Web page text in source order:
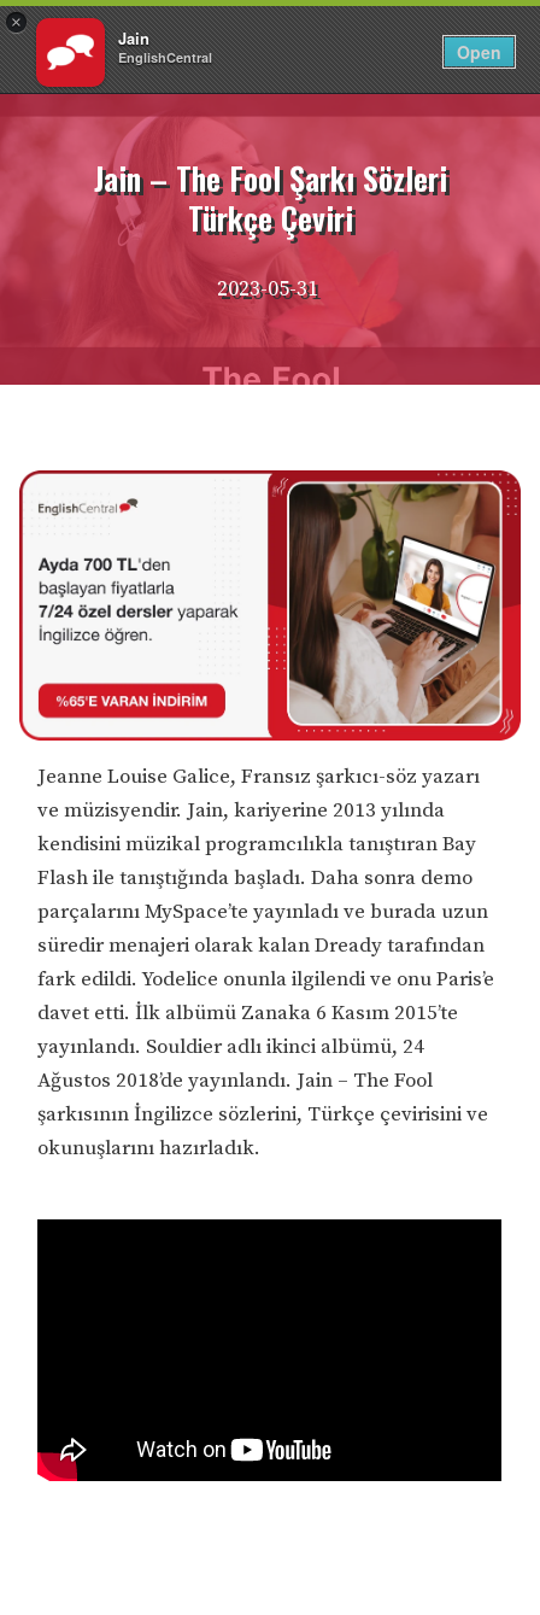
×
Jain
EnglishCentral Open
Giriş Yap TR
İçeriğe
atla
Jain – The Fool Şarkı Sözleri
Türkçe Çeviri
2023-05-31
Jeanne Louise Galice, Fransız şarkıcı-söz yazarı
ve müzisyendir. Jain, kariyerine 2013 yılında
kendisini müzikal programcılıkla tanıştıran Bay
Flash ile tanıştığında başladı. Daha sonra demo
parçalarını MySpace’te yayınladı ve burada uzun
süredir menajeri olarak kalan Dready tarafından
fark edildi. Yodelice onunla ilgilendi ve onu Paris’e
davet etti. İlk albümü Zanaka 6 Kasım 2015’te
yayınlandı. Souldier adlı ikinci albümü, 24
Ağustos 2018’de yayınlandı. Jain – The Fool
şarkısının İngilizce sözlerini, Türkçe çevirisini ve
okunuşlarını hazırladık.